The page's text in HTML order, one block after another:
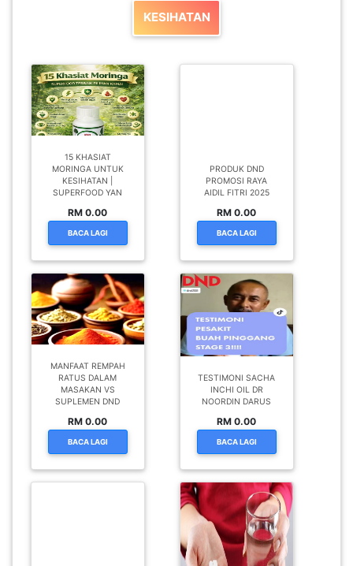
KESIHATAN
15 KHASIAT
MORINGA UNTUK
KESIHATAN |
SUPERFOOD YAN
RM 0.00
BACA LAGI
PRODUK DND
PROMOSI RAYA
AIDIL FITRI 2025
RM 0.00
BACA LAGI
MANFAAT REMPAH
RATUS DALAM
MASAKAN VS
SUPLEMEN DND
RM 0.00
BACA LAGI
TESTIMONI SACHA
INCHI OIL DR
NOORDIN DARUS
RM 0.00
BACA LAGI